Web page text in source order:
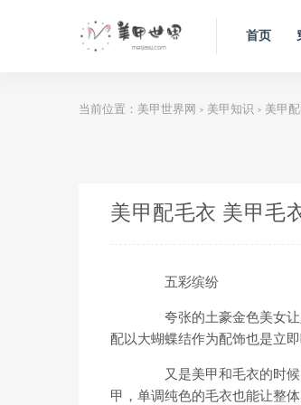
首页
当前位置： 美甲世界网 > 美甲知识 > 美甲
美甲配毛衣 美甲毛
五彩缤纷
夸张的土豪金色美女让
配以大蝴蝶结作为配饰也是立
又是美甲和毛衣的时候
甲，单调纯色的毛衣也能让整